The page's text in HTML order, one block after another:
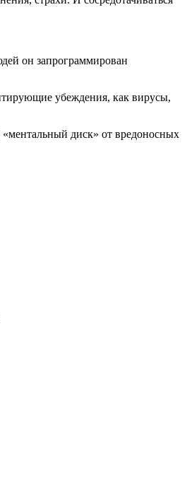
он запрограммирован
убеждения, как вирусы,
диск» от вредоносных